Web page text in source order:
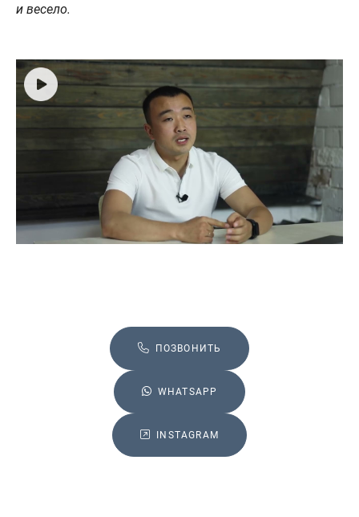
и весело.
ПОЗВОНИТЬ
WHATSAPP
INSTAGRAM